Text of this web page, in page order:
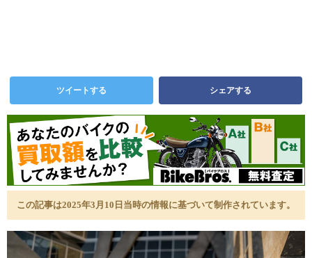
ツイートする シェアする
この記事は2025年3月10日当時の情報に基づいて制作されています。